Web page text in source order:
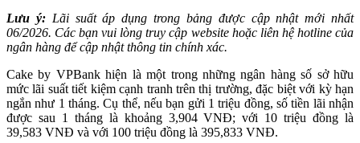
Lưu ý: Lãi suất áp dụng trong bảng được cập nhật mới nhất
06/2026. Các bạn vui lòng truy cập website hoặc liên hệ hotline của
ngân hàng để cập nhật thông tin chính xác.
Cake by VPBank hiện là một trong những ngân hàng số sở hữu
mức lãi suất tiết kiệm cạnh tranh trên thị trường, đặc biệt với kỳ hạn
ngắn như 1 tháng. Cụ thể, nếu bạn gửi 1 triệu đồng, số tiền lãi nhận
được sau 1 tháng là khoảng 3,904 VNĐ; với 10 triệu đồng là
39,583 VNĐ và với 100 triệu đồng là 395,833 VNĐ.